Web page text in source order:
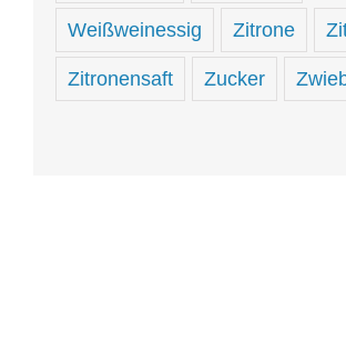
Weißweinessig Zitrone
Zitronensaft Zucker